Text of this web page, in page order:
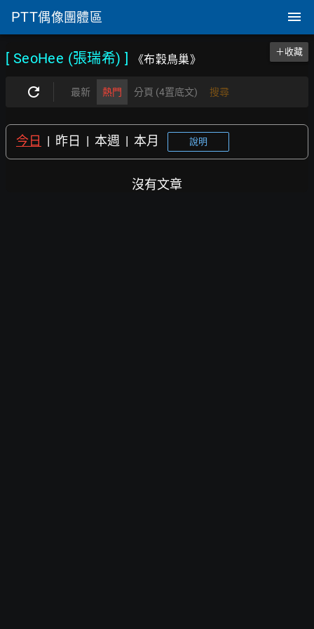
PTT偶像團體區
[ SeoHee (張瑞希) ] 《布穀鳥巢》
＋收藏
最新 熱門 分頁 (4置底文) 搜尋
今日 | 昨日 | 本週 | 本月 說明
沒有文章